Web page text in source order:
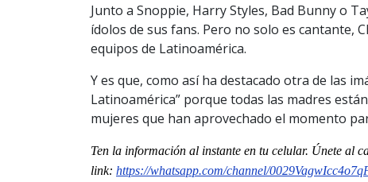
Junto a Snoppie, Harry Styles, Bad Bunny o
ídolos de sus fans. Pero no solo es cantante,
equipos de Latinoamérica.
Y es que, como así ha destacado otra de las
Latinoamérica” porque todas las madres
mujeres que han aprovechado el momento
Ten la información al instante en tu celular. Únete al
link: https://whatsapp.com/channel/